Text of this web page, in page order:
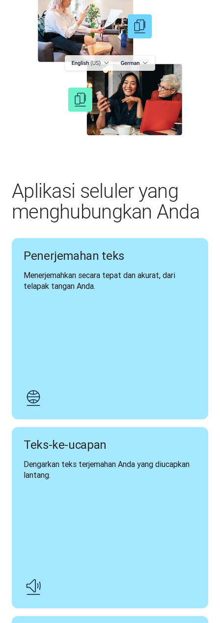
Aplikasi seluler yang
menghubungkan Anda
Penerjemahan teks
Menerjemahkan secara tepat dan akurat, dari
telapak tangan Anda.
Teks-ke-ucapan
Dengarkan teks terjemahan Anda yang diucapkan
lantang.